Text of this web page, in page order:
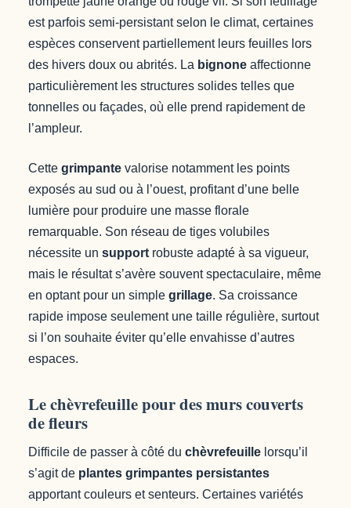
est parfois semi-persistant selon le climat, certaines
espèces conservent partiellement leurs feuilles lors
des hivers doux ou abrités. La bignone affectionne
particulièrement les structures solides telles que
tonnelles ou façades, où elle prend rapidement de
l’ampleur.
Cette grimpante valorise notamment les points
exposés au sud ou à l’ouest, profitant d’une belle
lumière pour produire une masse florale
remarquable. Son réseau de tiges volubiles
nécessite un support robuste adapté à sa vigueur,
mais le résultat s’avère souvent spectaculaire, même
en optant pour un simple grillage. Sa croissance
rapide impose seulement une taille régulière, surtout
si l’on souhaite éviter qu’elle envahisse d’autres
espaces.
Le chèvrefeuille pour des murs couverts
de fleurs
Difficile de passer à côté du chèvrefeuille lorsqu’il
s’agit de plantes grimpantes persistantes
apportant couleurs et senteurs. Certaines variétés